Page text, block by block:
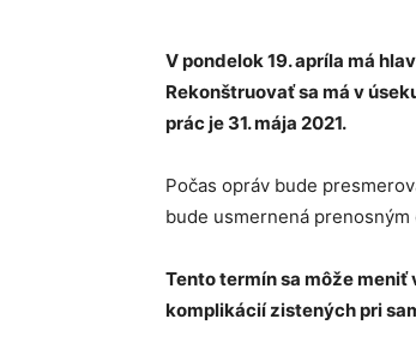
V pondelok 19. apríla má
Rekonštruovať sa má v
prác je 31. mája 2021.
Počas opráv bude
bude usmernená
Tento termín sa môže
komplikácií zistených pri